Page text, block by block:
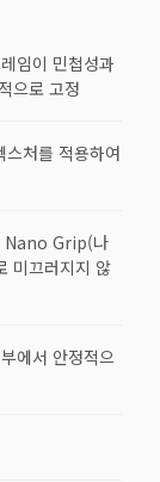
임이 민첩성과
으로 고정
처를 적용하여
Nano Grip(나
미끄러지지 않
에서 안정적으